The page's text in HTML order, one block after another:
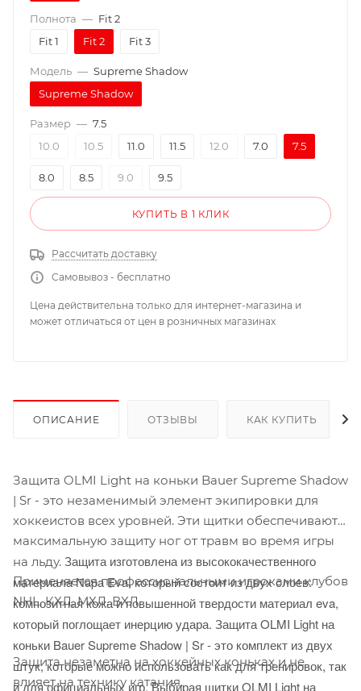
Полнота — Fit 2
Fit 1
Fit 2 Fit 3
Модель — Supreme Shadow
Supreme Shadow
Размер — 7.5
10.0
10.5 11.0 11.5 12.0 7.0 7.5
8.0 8.5 9.0 9.5
КУПИТЬ В 1 КЛИК
Рассчитать доставку
Самовывоз - бесплатно
Цена действительна только для интернет-магазина и
может отличаться от цен в розничных магазинах
ОПИСАНИЕ ОТЗЫВЫ КАК КУПИТЬ
Защита OLMI Light на коньки Bauer Supreme Shadow
| Sr - это незаменимый элемент экипировки для
хоккеистов всех уровней. Эти щитки обеспечивают
максимальную защиту ног от травм во время игры
на льду. Защита изготовлена из высококачественного
материала Napa Eva, который состоит из двух слоев:
композитная кожа и повышенной твердости материал eva,
который поглощает инерцию удара. Защита OLMI Light на
коньки Bauer Supreme Shadow | Sr - это комплект из двух
штук, которые можно использовать как для тренировок, так
и для официальных игр.Выбирая щитки OLMI Light на
Применяется профессиональными игроками клубов
NHL, КХЛ, МХЛ, ВХЛ.
Защита незаметна на хоккейных коньках и не
влияет на технику катания.